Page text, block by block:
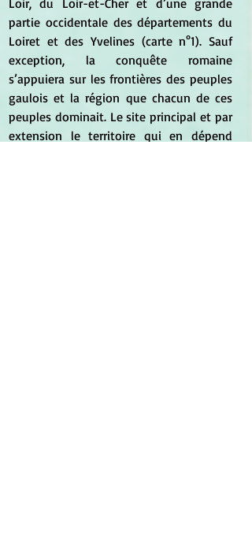
partie occidentale des départements du
Loiret et des Yvelines (carte n°1). Sauf
exception, la conquête romaine
s’appuiera sur les frontières des peuples
gaulois et la région que chacun de ces
peuples dominait. Le site principal et par
extension le territoire qui en dépend